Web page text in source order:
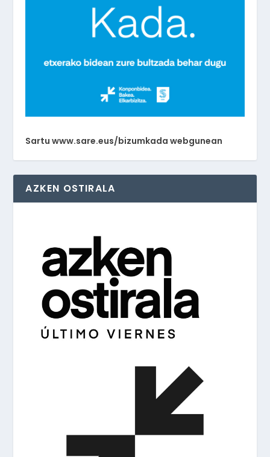
Sartu www.sare.eus/bizumkada webgunean
AZKEN OSTIRALA